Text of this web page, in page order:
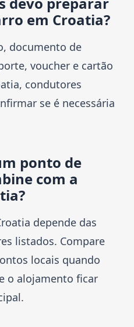
em Croatia?
documento de
voucher e cartão
condutores
se é necessária
ponto de
com a
depende das
listados. Compare
locais quando
o alojamento ficar